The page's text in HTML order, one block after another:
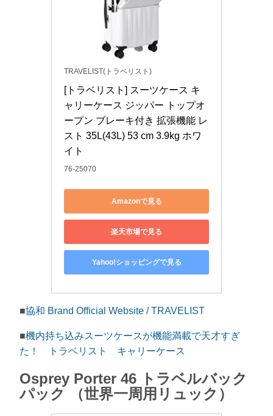
TRAVELIST(トラベリスト)
[トラベリスト] スーツケース キ
ャリーケース ジッパー トップオ
ープン ブレーキ付き 拡張機能 レ
スト 35L(43L) 53 cm 3.9kg ホワ
イト
76-25070
Amazonで見る
楽天市場で見る
Yahoo!ショッピングで見る
■協和 Brand Official Website / TRAVELIST
■機内持ち込みスーツケースが機能満載で天才すぎ
た！ トラベリスト キャリーケース
Osprey Porter 46 トラベルバック
パック （世界一周用リュック）